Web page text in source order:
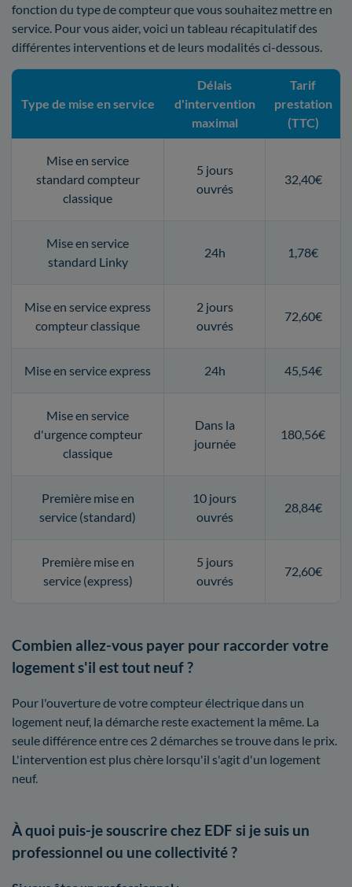
fonction du type de compteur que vous souhaitez mettre en
service. Pour vous aider, voici un tableau récapitulatif des
différentes interventions et de leurs modalités ci-dessous.
Type de mise en service
Délais
d'intervention
maximal
Tarif
prestation
(TTC)
Mise en service
standard compteur
classique
5 jours
ouvrés
32,40€
Mise en service
standard Linky
24h 1,78€
Mise en service express
compteur classique
2 jours
ouvrés
72,60€
Mise en service express 24h 45,54€
Mise en service
d'urgence compteur
classique
Dans la
journée
180,56€
Première mise en
service (standard)
10 jours
ouvrés
28,84€
Première mise en
service (express)
5 jours
ouvrés
72,60€
Combien allez-vous payer pour raccorder votre
logement s'il est tout neuf ?
Pour l'ouverture de votre compteur électrique dans un
logement neuf, la démarche reste exactement la même. La
seule différence entre ces 2 démarches se trouve dans le prix.
L'intervention est plus chère lorsqu'il s'agit d'un logement
neuf.
À quoi puis-je souscrire chez EDF si je suis un
professionnel ou une collectivité ?